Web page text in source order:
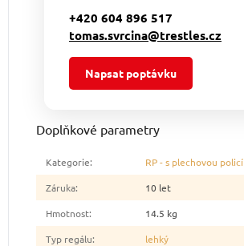
+420 604 896 517
tomas.svrcina@trestles.cz
Napsat poptávku
Doplňkové parametry
Kategorie:
RP - s plechovou policí
Záruka:
10 let
Hmotnost:
14.5 kg
Typ regálu:
lehký